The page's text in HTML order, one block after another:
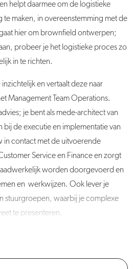
helpt daarmee om de logistieke
maken, in overeenstemming met de
hier om brownfield ontwerpen;
probeer je het logistieke proces zo
in te richten.
inzichtelijk en vertaalt deze naar
Management Team Operations.
je bent als mede-architect van
de executie en implementatie van
in contact met de uitvoerende
Service en Finance en zorgt
worden doorgevoerd en
en werkwijzen. Ook lever je
stuurgroepen, waarbij je complexe
te presenteren.
Logistiek Analisten, dat onderdeel is
verschillende specialisaties,